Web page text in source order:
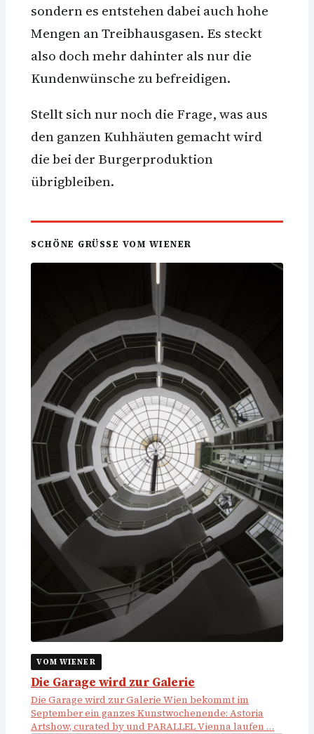
sondern es entstehen dabei auch hohe
Mengen an Treibhausgasen. Es steckt
also doch mehr dahinter als nur die
Kundenwünsche zu befreidigen.
Stellt sich nur noch die Frage, was aus
den ganzen Kuhhäuten gemacht wird
die bei der Burgerproduktion
übrigbleiben.
SCHÖNE GRÜSSE VOM WIENER
VOM WIENER
Die Garage wird zur Galerie
Die Garage wird zur Galerie Wien bekommt im
September ein ganzes Kunstwochenende: Astoria
Artshow, curated by und PARALLEL Vienna laufen …